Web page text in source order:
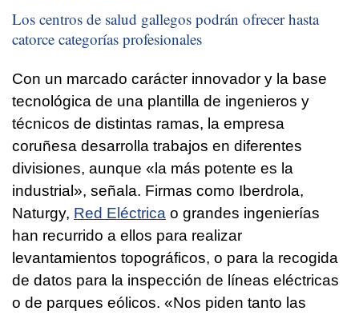
Los centros de salud gallegos podrán ofrecer hasta
catorce categorías profesionales
Con un marcado carácter innovador y la base
tecnológica de una plantilla de ingenieros y
técnicos de distintas ramas, la empresa
coruñesa desarrolla trabajos en diferentes
divisiones, aunque «la más potente es la
industrial», señala. Firmas como Iberdrola,
Naturgy, Red Eléctrica o grandes ingenierías
han recurrido a ellos para realizar
levantamientos topográficos, o para la recogida
de datos para la inspección de líneas eléctricas
o de parques eólicos. «Nos piden tanto las